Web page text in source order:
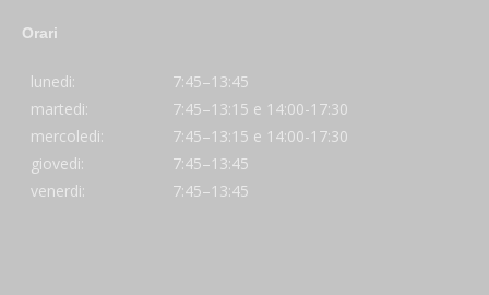
Orari
lunedi:
7:45–13:45
martedi:
7:45–13:15 e 14:00-17:30
mercoledi:
7:45–13:15 e 14:00-17:30
giovedi:
7:45–13:45
venerdi:
7:45–13:45